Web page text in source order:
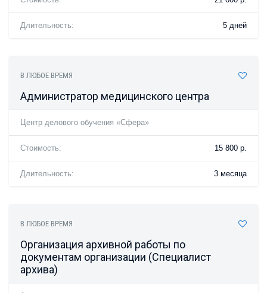
Длительность: 5 дней
В ЛЮБОЕ ВРЕМЯ
Администратор медицинского центра
Центр делового обучения «Сфера»
Стоимость: 15 800 р.
Длительность: 3 месяца
В ЛЮБОЕ ВРЕМЯ
Организация архивной работы по
документам организации (Специалист
архива)